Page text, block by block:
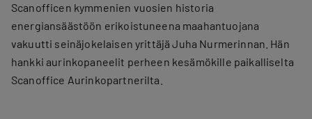
Scanofficen kymmenien vuosien historia
energiansäästöön erikoistuneena maahantuojana
vakuutti seinäjokelaisen yrittäjä Juha Nurmerinnan. Hän
hankki aurinkopaneelit perheen kesämökille paikalliselta
Scanoffice Aurinkopartnerilta.